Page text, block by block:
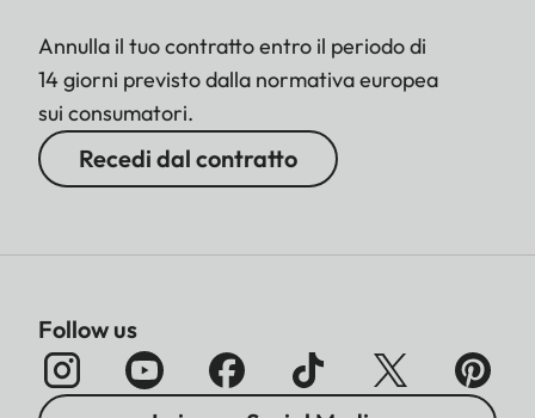
Annulla il tuo contratto entro il periodo di
14 giorni previsto dalla normativa europea
sui consumatori.
Recedi dal contratto
Follow us